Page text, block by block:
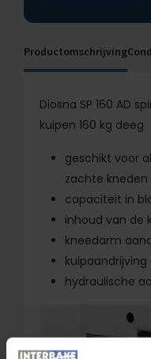
Productomschrijving
Diosna SP 160 AD
kuipen 160 kg deeg
geschikt voor
zachte kneden
capaciteit in
inhoud van de
kneedarm
kuipaandrijving
hydraulische